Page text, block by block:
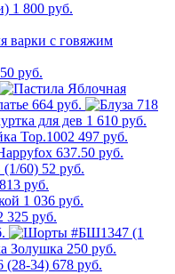
1 800 руб.
руб.
664 руб.
718
1 610 руб.
497 руб.
637.50 руб.
52 руб.
813 руб.
1 036 руб.
325 руб.
250 руб.
678 руб.